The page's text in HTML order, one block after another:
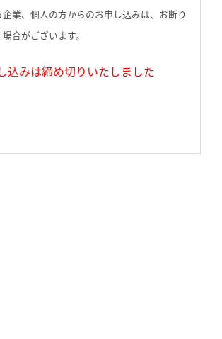
業、個人の方からのお申し込みは、お断り
合がございます。
込みは締め切りいたしました